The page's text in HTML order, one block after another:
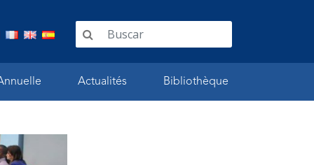
Actualités Bibliothèque